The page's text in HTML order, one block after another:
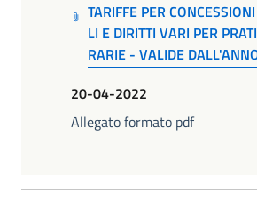
TARIFFE PER
LI E DIRITTI VARI PER
RARIE - VALIDE
20-04-2022
Allegato formato pdf